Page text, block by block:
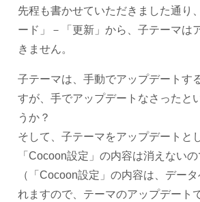
先程も書かせていただきました通り
ード」－「更新」から、子テーマは
きません。
子テーマは、手動でアップデートす
すが、手でアップデートなさったと
うか？
そして、子テーマをアップデートと
「Cocoon設定」の内容は消えないの
（「Cocoon設定」の内容は、デー
れますので、テーマのアップデート